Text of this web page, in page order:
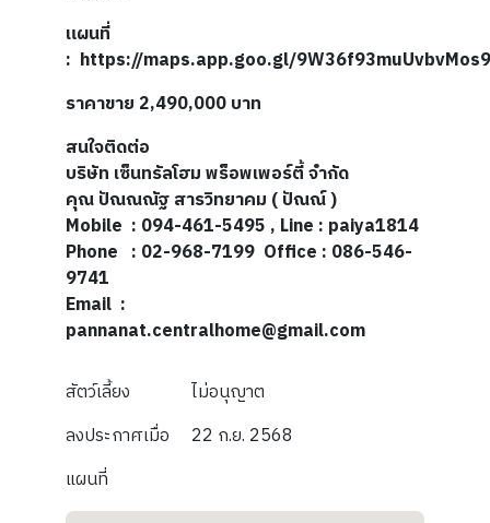
แผนที่
: https://maps.app.goo.gl/9W36f93muUvbvMos9
ราคาขาย 2,490,000 บาท
สนใจติดต่อ
บริษัท เซ็นทรัลโฮม พร็อพเพอร์ตี้ จำกัด
คุณ ปัณณณัฐ สารวิทยาคม ( ปัณณ์ )
Mobile : 094-461-5495 , Line : paiya1814
Phone : 02-968-7199 Office : 086-546-
9741
Email :
pannanat.centralhome@gmail.com
สัตว์เลี้ยง
ไม่อนุญาต
ลงประกาศเมื่อ
22 ก.ย. 2568
แผนที่